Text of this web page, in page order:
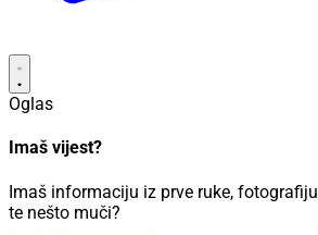
Oglas
Imaš vijest?
Imaš informaciju iz prve ruke,
te nešto muči?